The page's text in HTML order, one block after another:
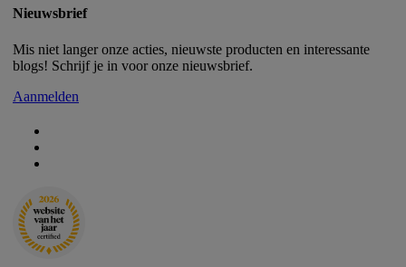
Nieuwsbrief
Mis niet langer onze acties, nieuwste producten en interessante
blogs! Schrijf je in voor onze nieuwsbrief.
Aanmelden